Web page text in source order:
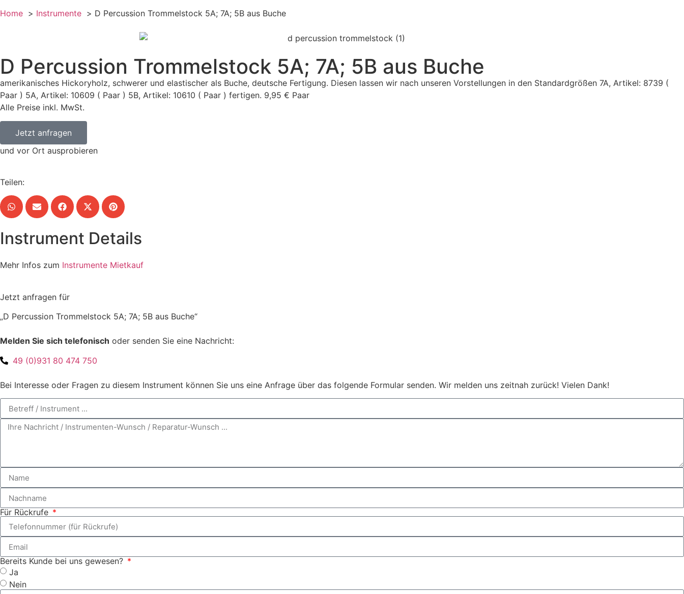
Home Instrumente D Percussion Trommelstock 5A; 7A; 5B aus Buche
D Percussion Trommelstock 5A; 7A; 5B aus Buche
amerikanisches Hickoryholz, schwerer und elastischer als Buche, deutsche Fertigung. Diesen lassen wir nach unseren Vorstellungen in den Standardgrößen 7A, Artikel: 8739 (
Paar ) 5A, Artikel: 10609 ( Paar ) 5B, Artikel: 10610 ( Paar ) fertigen. 9,95 € Paar
Alle Preise inkl. MwSt.
Jetzt anfragen
und vor Ort ausprobieren
Teilen:
Instrument Details
Mehr Infos zum Instrumente Mietkauf
Jetzt anfragen für
„D Percussion Trommelstock 5A; 7A; 5B aus Buche“
Melden Sie sich telefonisch oder senden Sie eine Nachricht:
49 (0)931 80 474 750
Bei Interesse oder Fragen zu diesem Instrument können Sie uns eine Anfrage über das folgende Formular senden. Wir melden uns zeitnah zurück! Vielen Dank!
Für Rückrufe
Bereits Kunde bei uns gewesen?
Ja
Nein